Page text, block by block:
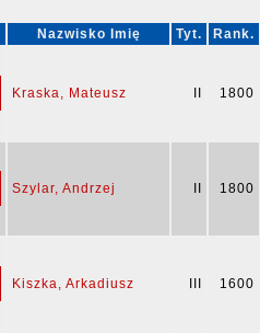
Nazwisko Imię Tyt. Rank.
Kraska, Mateusz 1800
Szylar, Andrzej 1800
Kiszka, Arkadiusz 1600